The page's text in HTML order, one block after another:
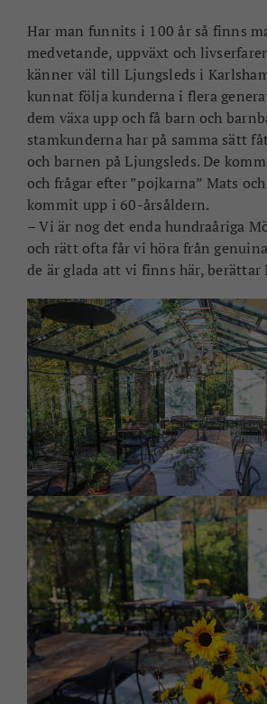
Har man funnits i 100 år så finns
medvetande, uppväxt och
känner väl till Ljungsleds i
kunnat följa kunderna i flera
dem växa upp och få barn och
stamkunderna har på samma sätt
och barnen på Ljungsleds. De
och frågar efter ”pojkarna” Mats
kommit upp i 60-årsåldern.
– Vi är nog det enda hundraåriga
och rätt ofta får vi höra från
de är glada att vi finns här, berättar